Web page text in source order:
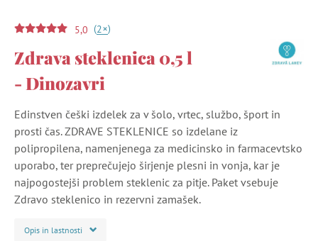
5,0 (2+)
Zdrava steklenica 0,5 l
- Dinozavri
Edinstven češki izdelek za v šolo, vrtec, službo, šport in
prosti čas. ZDRAVE STEKLENICE so izdelane iz
polipropilena, namenjenega za medicinsko in farmacevtsko
uporabo, ter preprečujejo širjenje plesni in vonja, kar je
najpogostejši problem steklenic za pitje. Paket vsebuje
Zdravo steklenico in rezervni zamašek.
Opis in lastnosti